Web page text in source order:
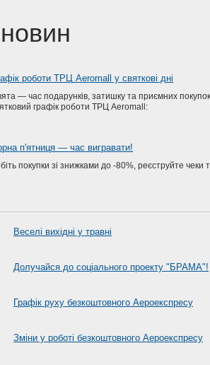
роботи ТРЦ Aeromall у святкові дні
— час подарунків, затишку та приємних
графік роботи ТРЦ Aeromall:
п'ятниця — час вигравати!
покупки зі знижками до -80%, реєструйте
Веселі вихідні у травні
Долучайся до соціального проекту "БРАМА"!
Графік руху безкоштовного Аероекспресу
Зміни у роботі безкоштовного Аероекспресу